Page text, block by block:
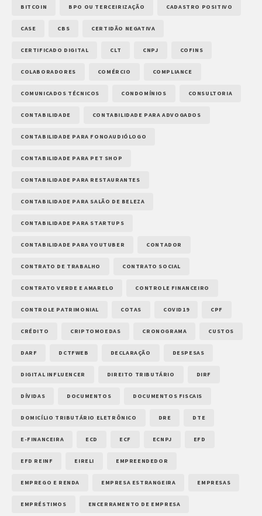
BITCOIN BPO OU TERCEIRIZAÇÃO CADASTRO POSITIVO
CASE CBS CERTIDÃO NEGATIVA
CERTIFICADO DIGITAL CLT CNPJ COFINS
COLABORADORES COMÉRCIO COMPLIANCE
COMUNICADOS TÉCNICOS CONDOMÍNIOS CONSULTORIA
CONTABILIDADE CONTABILIDADE PARA ADVOGADOS
CONTABILIDADE PARA FONOAUDIÓLOGO
CONTABILIDADE PARA PET SHOP
CONTABILIDADE PARA RESTAURANTES
CONTABILIDADE PARA SALÃO DE BELEZA
CONTABILIDADE PARA STARTUPS
CONTABILIDADE PARA YOUTUBER CONTADOR
CONTRATO DE TRABALHO CONTRATO SOCIAL
CONTRATO VERDE E AMARELO CONTROLE FINANCEIRO
CONTROLE PATRIMONIAL COTAS COVID19 CPF
CRÉDITO CRIPTOMOEDAS CRONOGRAMA CUSTOS
DARF DCTFWEB DECLARAÇÃO DESPESAS
DIGITAL INFLUENCER DIREITO TRIBUTÁRIO DIRF
DÍVIDAS DOCUMENTOS DOCUMENTOS FISCAIS
DOMICÍLIO TRIBUTÁRIO ELETRÔNICO DRE DTE
E-FINANCEIRA ECD ECF ECNPJ EFD
EFD REINF EIRELI EMPREENDEDOR
EMPREGO E RENDA EMPRESA ESTRANGEIRA EMPRESAS
EMPRÉSTIMOS ENCERRAMENTO DE EMPRESA